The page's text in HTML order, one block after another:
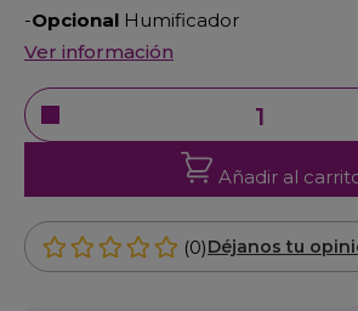
-Opcional Humificador
Ver información
Añadir al
(0)Déjanos tu